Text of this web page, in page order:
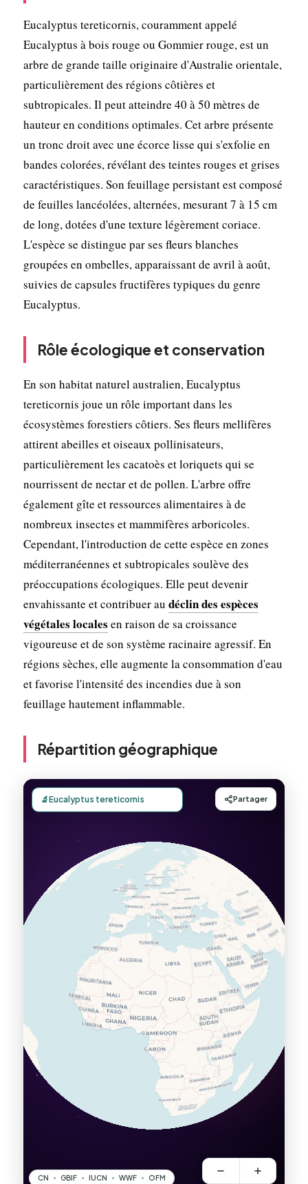
Eucalyptus tereticornis, couramment appelé
Eucalyptus à bois rouge ou Gommier rouge, est un
arbre de grande taille originaire d'Australie orientale,
particulièrement des régions côtières et
subtropicales. Il peut atteindre 40 à 50 mètres de
hauteur en conditions optimales. Cet arbre présente
un tronc droit avec une écorce lisse qui s'exfolie en
bandes colorées, révélant des teintes rouges et grises
caractéristiques. Son feuillage persistant est composé
de feuilles lancéolées, alternées, mesurant 7 à 15 cm
de long, dotées d'une texture légèrement coriace.
L'espèce se distingue par ses fleurs blanches
groupées en ombelles, apparaissant de avril à août,
suivies de capsules fructifères typiques du genre
Eucalyptus.
Rôle écologique et conservation
En son habitat naturel australien, Eucalyptus
tereticornis joue un rôle important dans les
écosystèmes forestiers côtiers. Ses fleurs mellifères
attirent abeilles et oiseaux pollinisateurs,
particulièrement les cacatoès et loriquets qui se
nourrissent de nectar et de pollen. L'arbre offre
également gîte et ressources alimentaires à de
nombreux insectes et mammifères arboricoles.
Cependant, l'introduction de cette espèce en zones
méditerranéennes et subtropicales soulève des
préoccupations écologiques. Elle peut devenir
envahissante et contribuer au déclin des espèces
végétales locales en raison de sa croissance
vigoureuse et de son système racinaire agressif. En
régions sèches, elle augmente la consommation d'eau
et favorise l'intensité des incendies due à son
feuillage hautement inflammable.
Répartition géographique